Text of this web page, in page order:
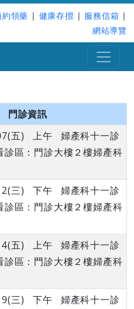
約領藥 | 健康存摺 | 服務信箱 |
網站導覽
門診資訊
五) 上午 婦產科十一診
區：門診大樓２樓婦產科
三) 下午 婦產科十一診
區：門診大樓２樓婦產科
五) 上午 婦產科十一診
區：門診大樓２樓婦產科
三) 下午 婦產科十一診